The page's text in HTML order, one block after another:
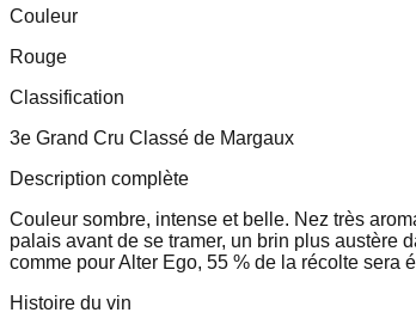
Couleur
Rouge
Classification
3e Grand Cru Classé de Margaux
Description complète
Couleur sombre, intense et belle. Nez très
palais avant de se tramer, un brin plus austère
comme pour Alter Ego, 55 % de la récolte sera
Histoire du vin